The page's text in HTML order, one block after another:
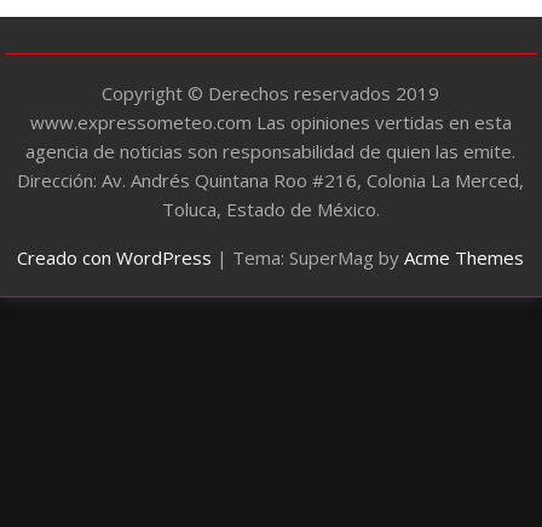
a
Copyright © Derechos reservados 2019
www.expressometeo.com Las opiniones vertidas en esta
agencia de noticias son responsabilidad de quien las emite.
Dirección: Av. Andrés Quintana Roo #216, Colonia La Merced,
Toluca, Estado de México.
Creado con WordPress | Tema: SuperMag byAcme Themes